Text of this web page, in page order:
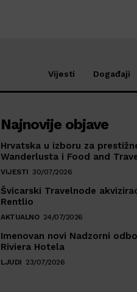
Vijesti Događaji
Najnovije objave
Hrvatska u izboru za
Wanderlusta i Food and
VIJESTI 30/07/2026
Švicarski Travelnode
Rentlio
AKTUALNO 24/07/2026
Imenovan novi Nadzorni
Riviera Hotela
LJUDI 23/07/2026